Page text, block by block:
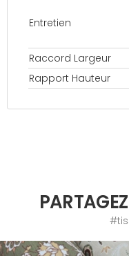
Entretien
Raccord Largeur
Rapport Hauteur